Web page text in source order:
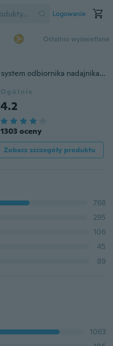
Logowanie
Ostatnio wyświetlane
Przenośny bezprzewodowy system odbiornika nadajnika audio do gitary elektrycznej basowej skrzypce elektryczne instrumentu muzycznego
Ogólnie
4.2
1303 oceny
Zobacz szczegóły produktu
768
295
106
45
89
1063